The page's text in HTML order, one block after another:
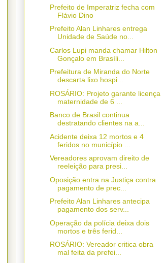
Prefeito de Imperatriz fecha com
Flávio Dino
Prefeito Alan Linhares entrega
Unidade de Saúde no...
Carlos Lupi manda chamar Hilton
Gonçalo em Brasíli...
Prefeitura de Miranda do Norte
descarta lixo hospi...
ROSÁRIO: Projeto garante licença
maternidade de 6 ...
Banco de Brasil continua
destratando clientes na a...
Acidente deixa 12 mortos e 4
feridos no município ...
Vereadores aprovam direito de
reeleição para presi...
Oposição entra na Justiça contra
pagamento de prec...
Prefeito Alan Linhares antecipa
pagamento dos serv...
Operação da polícia deixa dois
mortos e três ferid...
ROSÁRIO: Vereador critica obra
mal feita da prefei...